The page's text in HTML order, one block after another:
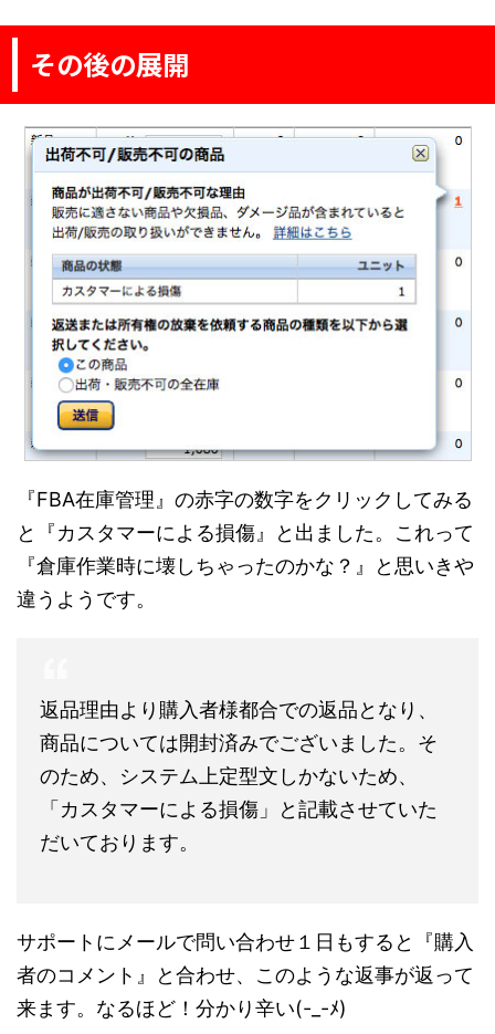
その後の展開
『FBA在庫管理』の赤字の数字をクリックしてみる
と『カスタマーによる損傷』と出ました。これって
『倉庫作業時に壊しちゃったのかな？』と思いきや
違うようです。
返品理由より購入者様都合での返品となり、
商品については開封済みでございました。そ
のため、システム上定型文しかないため、
「カスタマーによる損傷」と記載させていた
だいております。
サポートにメールで問い合わせ１日もすると『購入
者のコメント』と合わせ、このような返事が返って
来ます。なるほど！分かり辛い(-_-ﾒ)